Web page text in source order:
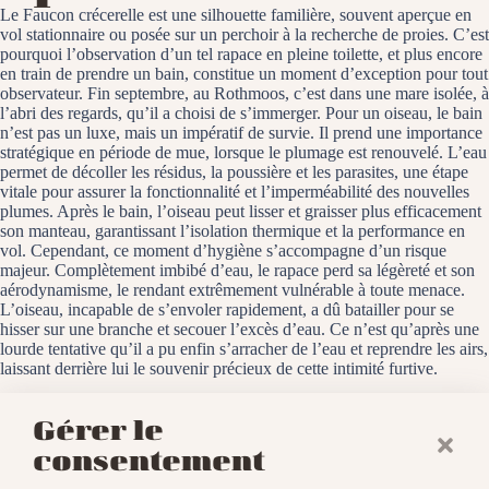
Gérer le
consentement
Le Faucon crécerelle est une silhouette familière, souvent aperçue en
vol stationnaire ou posée sur un perchoir à la recherche de proies. C’est
pourquoi l’observation d’un tel rapace en pleine toilette, et plus encore
en train de prendre un bain, constitue un moment d’exception pour tout
observateur. Fin septembre, au Rothmoos, c’est dans une mare isolée, à
l’abri des regards, qu’il a choisi de s’immerger. Pour un oiseau, le bain
n’est pas un luxe, mais un impératif de survie. Il prend une importance
stratégique en période de mue, lorsque le plumage est renouvelé. L’eau
permet de décoller les résidus, la poussière et les parasites, une étape
vitale pour assurer la fonctionnalité et l’imperméabilité des nouvelles
plumes. Après le bain, l’oiseau peut lisser et graisser plus efficacement
son manteau, garantissant l’isolation thermique et la performance en
vol. Cependant, ce moment d’hygiène s’accompagne d’un risque
majeur. Complètement imbibé d’eau, le rapace perd sa légèreté et son
aérodynamisme, le rendant extrêmement vulnérable à toute menace.
L’oiseau, incapable de s’envoler rapidement, a dû batailler pour se
hisser sur une branche et secouer l’excès d’eau. Ce n’est qu’après une
lourde tentative qu’il a pu enfin s’arracher de l’eau et reprendre les airs,
laissant derrière lui le souvenir précieux de cette intimité furtive.